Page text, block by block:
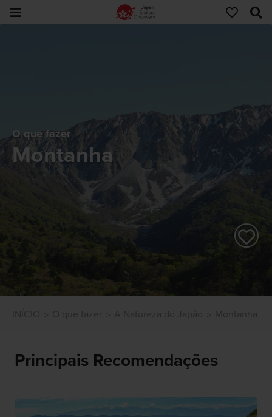
O que fazer
Montanha
Principais Recomendações